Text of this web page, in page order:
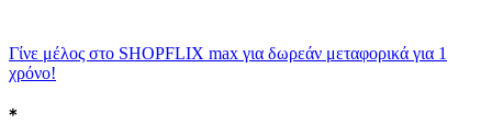
Γίνε μέλος στο SHOPFLIX max για δωρεάν μεταφορικά για 1
χρόνο!